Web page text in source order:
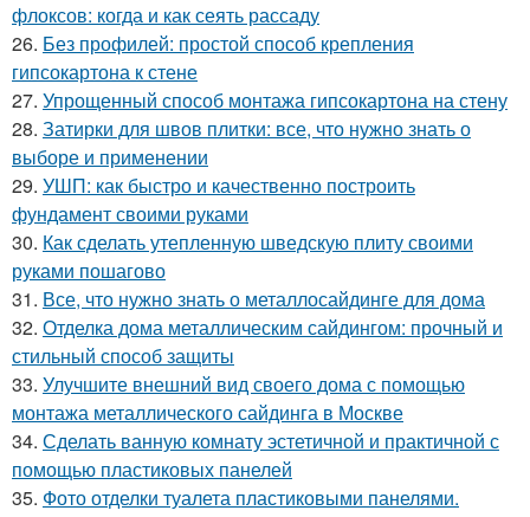
флоксов: когда и как сеять рассаду
26. Без профилей: простой способ крепления
гипсокартона к стене
27. Упрощенный способ монтажа гипсокартона на стену
28. Затирки для швов плитки: все, что нужно знать о
выборе и применении
29. УШП: как быстро и качественно построить
фундамент своими руками
30. Как сделать утепленную шведскую плиту своими
руками пошагово
31. Все, что нужно знать о металлосайдинге для дома
32. Отделка дома металлическим сайдингом: прочный и
стильный способ защиты
33. Улучшите внешний вид своего дома с помощью
монтажа металлического сайдинга в Москве
34. Сделать ванную комнату эстетичной и практичной с
помощью пластиковых панелей
35. Фото отделки туалета пластиковыми панелями.